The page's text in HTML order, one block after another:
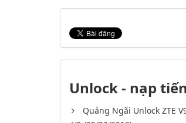
Unlock - nạp
Quảng Ngãi Unlock ZTE